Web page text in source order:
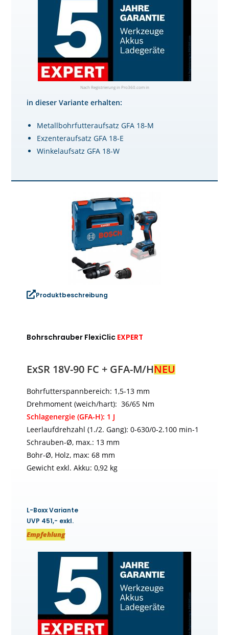
Nach Registrierung in Pro360.com in
in dieser Variante erhalten:
Metallbohrfutteraufsatz GFA 18-M
Exzenteraufsatz GFA 18-E
Winkelaufsatz GFA 18-W
Produktbeschreibung
Bohrschrauber FlexiClic EXPERT
ExSR 18V-90 FC + GFA-M/HNEU
Bohrfutterspannbereich: 1,5-13 mm
Drehmoment (weich/hart): 36/65 Nm
Schlagenergie (GFA-H): 1 J
Leerlaufdrehzahl (1./2. Gang): 0-630/0-2.100 min-1
Schrauben-Ø, max.: 13 mm
Bohr-Ø, Holz, max: 68 mm
Gewicht exkl. Akku: 0,92 kg
L-Boxx Variante
UVP 451,- exkl.
Empfehlung